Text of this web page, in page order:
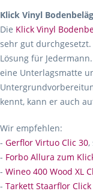
Klick Vinyl
Die Klick Vinyl
sehr gut
Lösung für
eine Unterlagsmatte
kennt, kann er auch
Wir empfehlen:
- Gerflor Virtuo Clic 30,
- Forbo Allura zum
- Wineo 400 Wood XL
- Tarkett Staarflor Click